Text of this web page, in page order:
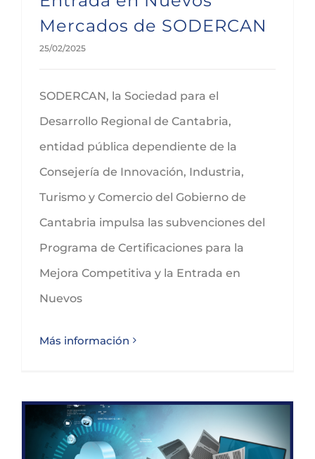
Mercados de SODERCAN
25/02/2025
SODERCAN, la Sociedad para el
Desarrollo Regional de Cantabria,
entidad pública dependiente de la
Consejería de Innovación, Industria,
Turismo y Comercio del Gobierno de
Cantabria impulsa las subvenciones del
Programa de Certificaciones para la
Mejora Competitiva y la Entrada en
Nuevos
Más información